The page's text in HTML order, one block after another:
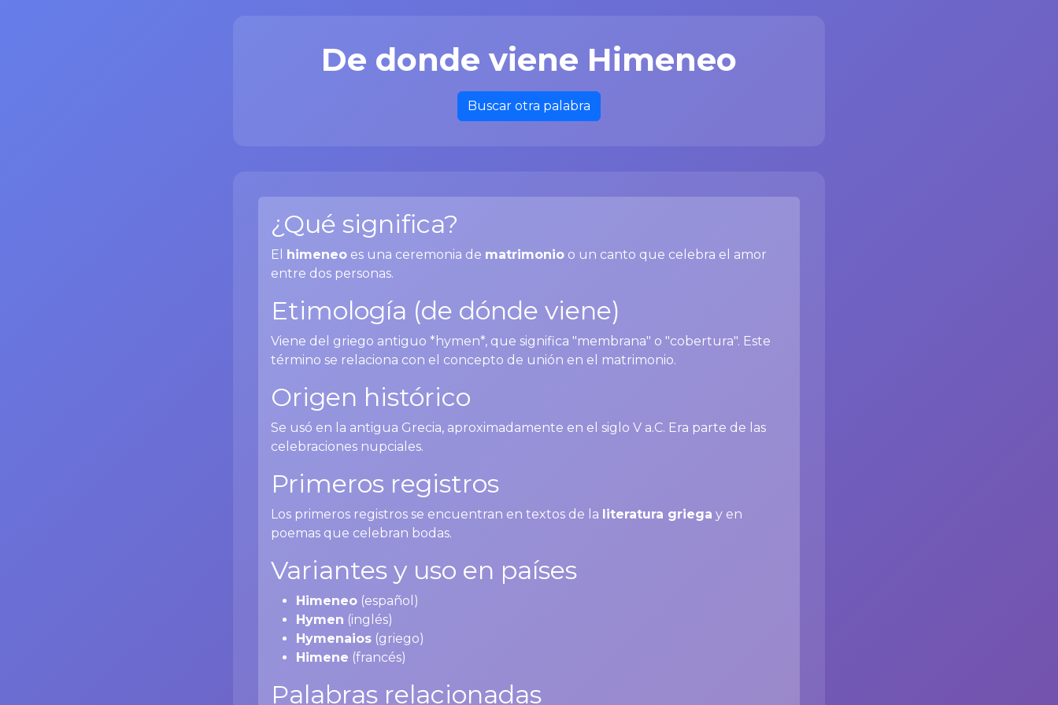
De donde viene Himeneo
Buscar otra palabra
¿Qué significa?
El himeneo es una ceremonia de matrimonio o un canto que celebra el amor
entre dos personas.
Etimología (de dónde viene)
Viene del griego antiguo *hymen*, que significa "membrana" o "cobertura". Este
término se relaciona con el concepto de unión en el matrimonio.
Origen histórico
Se usó en la antigua Grecia, aproximadamente en el siglo V a.C. Era parte de las
celebraciones nupciales.
Primeros registros
Los primeros registros se encuentran en textos de la literatura griega y en
poemas que celebran bodas.
Variantes y uso en países
Himeneo (español)
Hymen (inglés)
Hymenaios (griego)
Himene (francés)
Palabras relacionadas